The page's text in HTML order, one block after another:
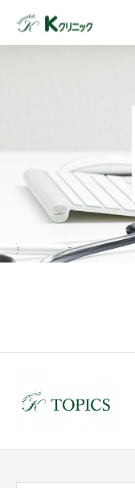
医師紹介
TOPICS